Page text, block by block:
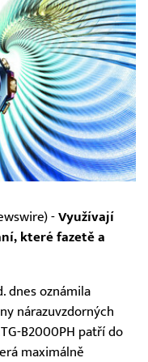
- Využívají
které fazetě a
dnes oznámila
nárazuvzdorných
B2000PH patří do
maximálně